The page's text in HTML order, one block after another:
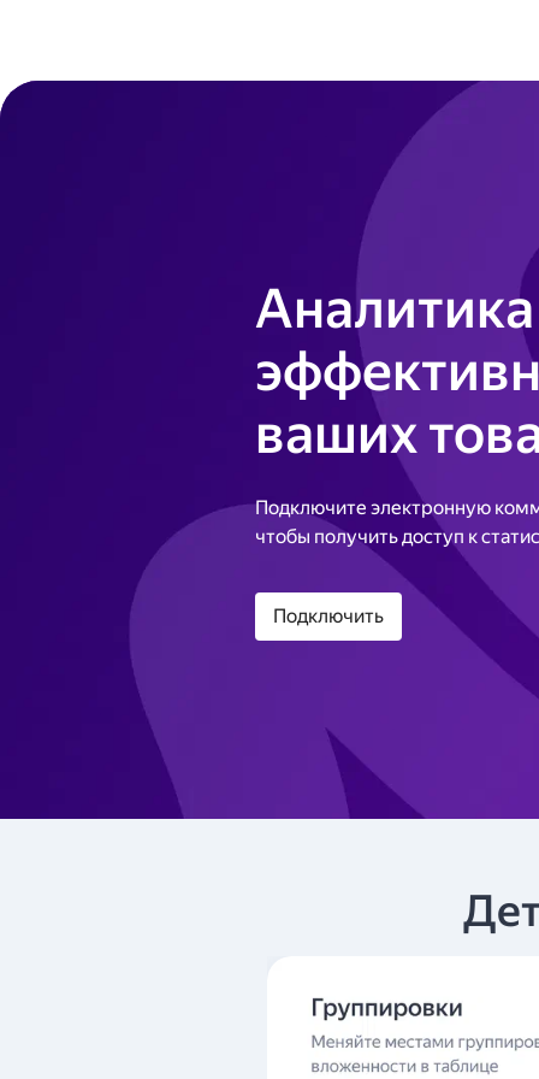
Аналитика
ваших
Подключите электронную
чтобы получить доступ к
Подключить